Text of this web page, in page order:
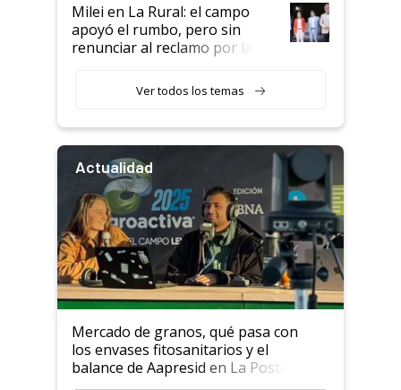
Milei en La Rural: el campo
apoyó el rumbo, pero sin
renunciar al reclamo por las
Ver todos los temas
Actualidad
Mercado de granos, qué pasa con
los envases fitosanitarios y el
balance de Aapresid en La Posta